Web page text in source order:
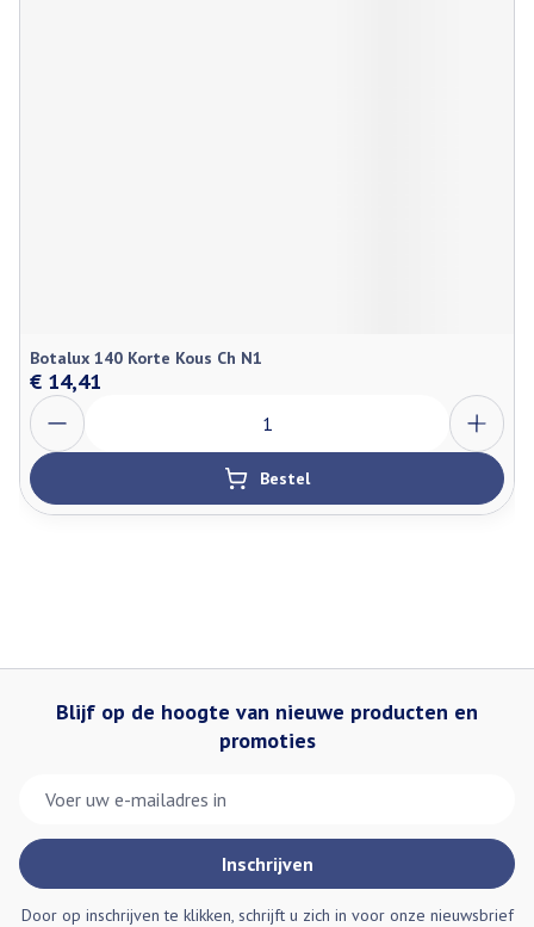
Botalux 140 Korte Kous Ch N1
€ 14,41
Aantal
Bestel
Blijf op de hoogte van nieuwe producten en
promoties
Inschrijven
Door op inschrijven te klikken, schrijft u zich in voor onze nieuwsbrief